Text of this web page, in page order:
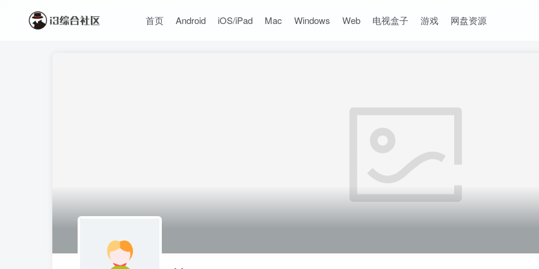
首页 Android iOS/iPad Mac Windows Web 电视盒子 游戏 网盘资源